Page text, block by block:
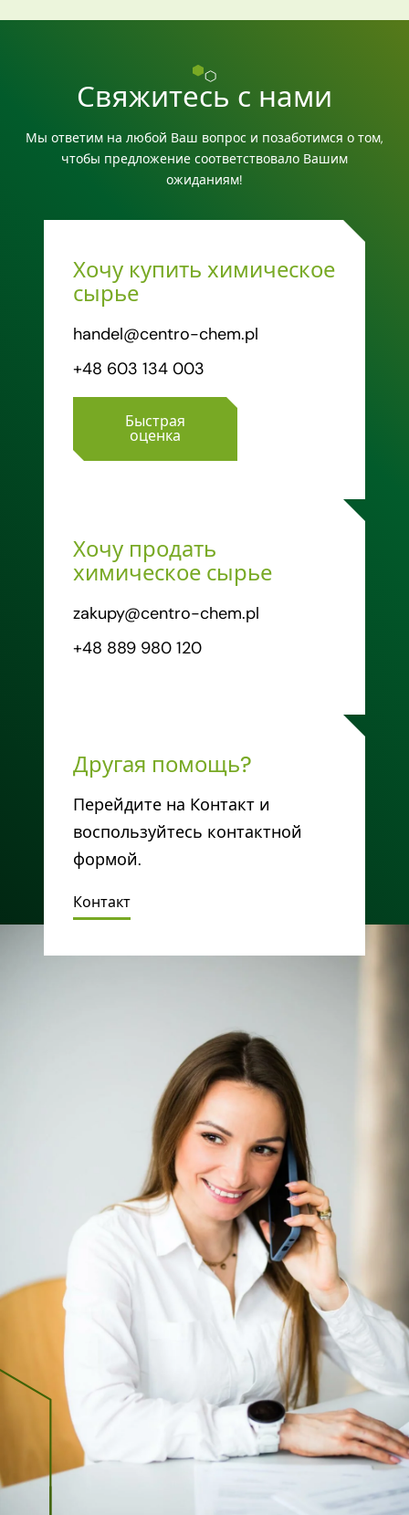
Свяжитесь с нами
Мы ответим на любой Ваш вопрос и позаботимся о том,
чтобы предложение соответствовало Вашим
ожиданиям!
Хочу купить химическое
сырье
handel@centro-chem.pl
+48 603 134 003
Быстрая
оценка
Хочу продать
химическое сырье
zakupy@centro-chem.pl
+48 889 980 120
Другая помощь?
Перейдите на Контакт и
воспользуйтесь контактной
формой.
Контакт